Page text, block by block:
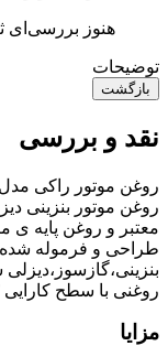
هنوز بررسی‌ای
توضیحات
بازگشت
نقد و بررسی
روغن موتور راکی مدل 10W40 SL/CF فول سنتتیک حجم 5 لیتر
معتبر و روغن پایه ی
طراحی و فرموله
روغنی با سطح کارایی API SL/CF توصیه شده است،کاربرد دارد.
مزایا